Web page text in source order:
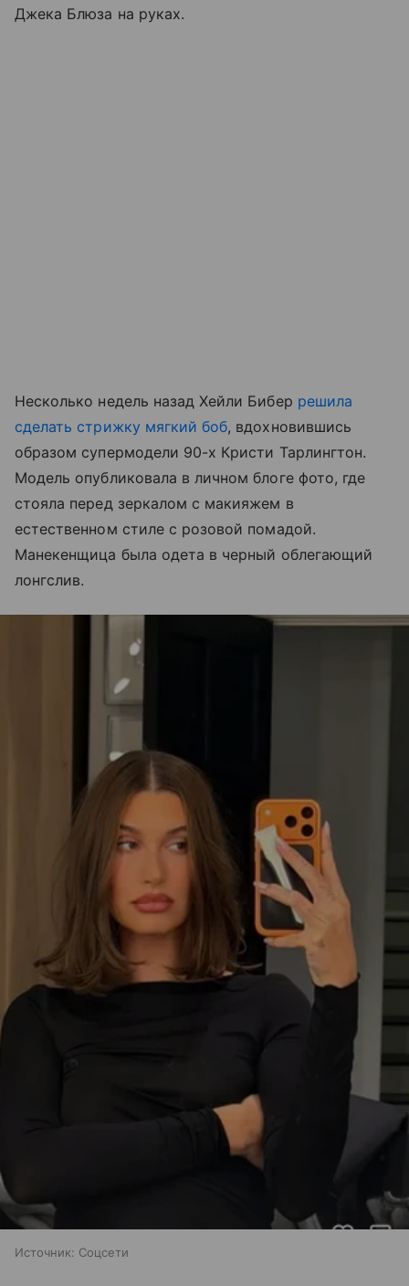
Джека Блюза на руках.
Несколько недель назад Хейли Бибер решила
сделать стрижку мягкий боб, вдохновившись
образом супермодели 90-х Кристи Тарлингтон.
Модель опубликовала в личном блоге фото, где
стояла перед зеркалом с макияжем в
естественном стиле с розовой помадой.
Манекенщица была одета в черный облегающий
лонгслив.
Источник: Соцсети